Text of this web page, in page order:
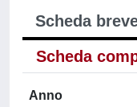
Scheda
Scheda
Anno